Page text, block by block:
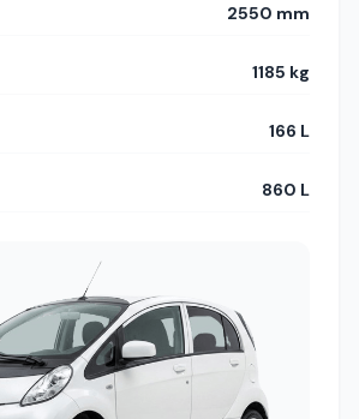
2550 mm
1185 kg
166 L
860 L